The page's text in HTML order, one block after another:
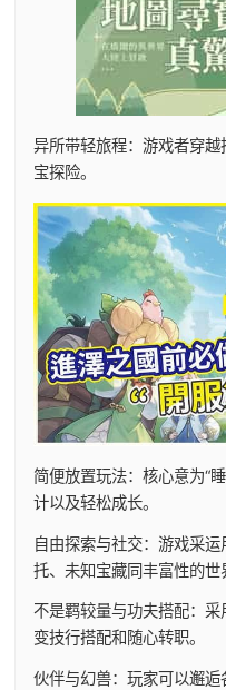
异所带轻旅程：游戏者穿
宝探险。
简便放置玩法：核心意为“
计以及轻松成长。
自由探索与社交：游戏采
托、未知宝藏同丰富性的世
不是羁较量与功夫搭配：
变技行搭配和随心转职。
伙伴与幻兽：玩家可以邂